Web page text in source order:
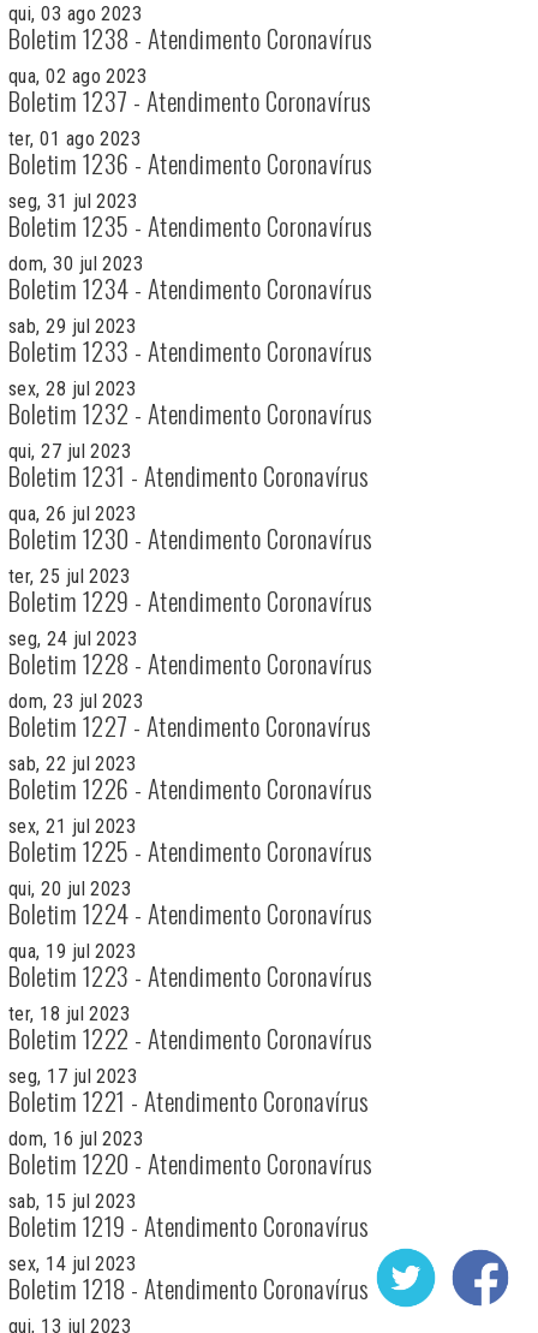
qui, 03 ago 2023
Boletim 1238 - Atendimento Coronavírus
qua, 02 ago 2023
Boletim 1237 - Atendimento Coronavírus
ter, 01 ago 2023
Boletim 1236 - Atendimento Coronavírus
seg, 31 jul 2023
Boletim 1235 - Atendimento Coronavírus
dom, 30 jul 2023
Boletim 1234 - Atendimento Coronavírus
sab, 29 jul 2023
Boletim 1233 - Atendimento Coronavírus
sex, 28 jul 2023
Boletim 1232 - Atendimento Coronavírus
qui, 27 jul 2023
Boletim 1231 - Atendimento Coronavírus
qua, 26 jul 2023
Boletim 1230 - Atendimento Coronavírus
ter, 25 jul 2023
Boletim 1229 - Atendimento Coronavírus
seg, 24 jul 2023
Boletim 1228 - Atendimento Coronavírus
dom, 23 jul 2023
Boletim 1227 - Atendimento Coronavírus
sab, 22 jul 2023
Boletim 1226 - Atendimento Coronavírus
sex, 21 jul 2023
Boletim 1225 - Atendimento Coronavírus
qui, 20 jul 2023
Boletim 1224 - Atendimento Coronavírus
qua, 19 jul 2023
Boletim 1223 - Atendimento Coronavírus
ter, 18 jul 2023
Boletim 1222 - Atendimento Coronavírus
seg, 17 jul 2023
Boletim 1221 - Atendimento Coronavírus
dom, 16 jul 2023
Boletim 1220 - Atendimento Coronavírus
sab, 15 jul 2023
Boletim 1219 - Atendimento Coronavírus
sex, 14 jul 2023
Boletim 1218 - Atendimento Coronavírus
qui, 13 jul 2023